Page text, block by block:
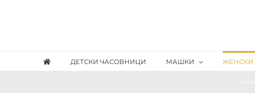
ДЕТСКИ ЧАСОВНИЦИ МАШКИ ЖЕНСКИ